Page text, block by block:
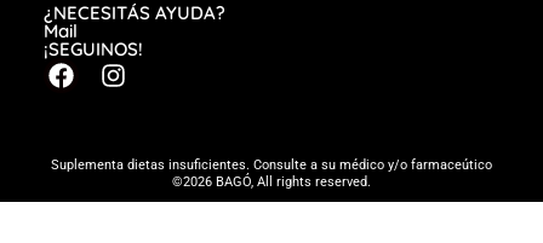
¿NECESITÁS AYUDA?
Mail
¡SEGUINOS!
Suplementa dietas insuficientes. Consulte a su médico y/o farmaceútico
©2026 BAGÓ, All rights reserved.